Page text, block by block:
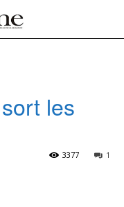
les
1
3377